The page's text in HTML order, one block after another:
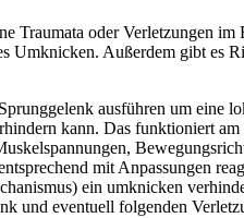
Traumata oder Verletzungen
Umknicken. Außerdem gibt es
ausführen um eine
kann. Das funktioniert
mit Anpassungen
ein umknicken
und eventuell folgenden